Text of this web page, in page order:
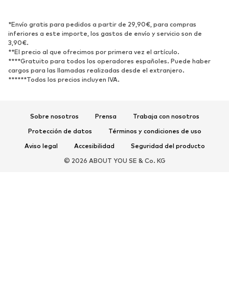
Zapatos bajos
Zapatos deportivos
Zapatos abiertos
DEPORTE
Ropa deportiva
Disciplinas deportivas
Complementos deportivos
COMPLEMENTOS
*Envío gratis para pedidos a partir de 29,90€, para compras
inferiores a este importe, los gastos de envío y servicio son de
3,90€.
**El precio al que ofrecimos por primera vez el artículo.
****Gratuito para todos los operadores españoles. Puede haber
cargos para las llamadas realizadas desde el extranjero.
******Todos los precios incluyen IVA.
Sobre nosotros Prensa
Trabaja con nosotros
Protección de datos
Términos y condiciones de uso
Aviso legal
Accesibilidad
Seguridad del producto
© 2026 ABOUT YOU SE & Co. KG